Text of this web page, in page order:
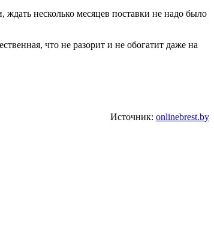
несколько месяцев поставки не надо было
что не разорит и не обогатит даже на
Источник: onlinebrest.by